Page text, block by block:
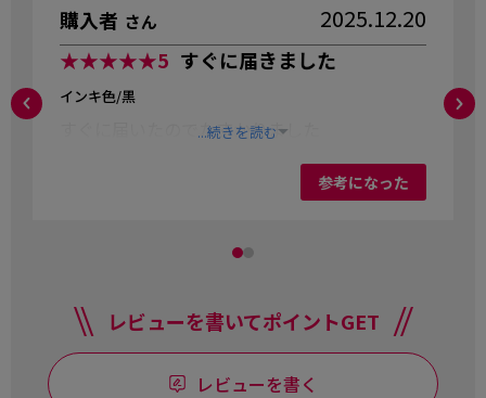
購入者 さん 2025.12.20
★★★★★5 すぐに届きました
インキ色/黒
すぐに届いたのでたすかりました
...続きを読む
参考になった
レビューを書いてポイントGET
レビューを書く